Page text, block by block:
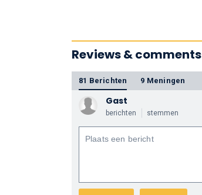
Reviews & comments
81 Berichten 9 Meningen
Gast
berichten stemmen